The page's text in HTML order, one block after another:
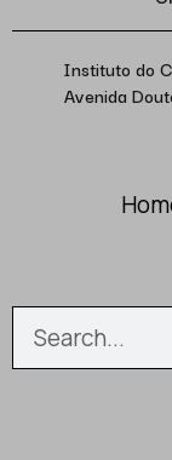
Instituto do
Avenida